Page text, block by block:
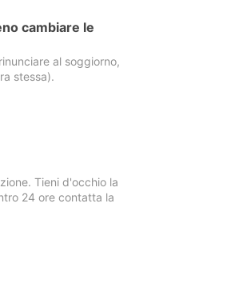
cambiare le
al soggiorno,
stessa).
Tieni d'occhio la
24 ore contatta la